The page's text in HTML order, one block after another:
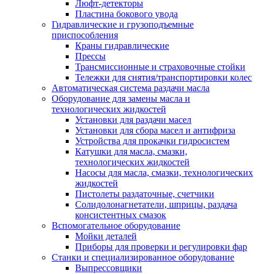
Люфт-детекторы
Пластина бокового увода
Гидравлические и грузоподъемные
приспособления
Краны гидравлические
Прессы
Трансмиссионные и страховочные стойки
Тележки для снятия/транспортировки колес
Автоматическая система раздачи масла
Оборудование для замены масла и
технологических жидкостей
Установки для раздачи масел
Установки для сбора масел и антифриза
Устройства для прокачки гидросистем
Катушки для масла, смазки,
технологических жидкостей
Насосы для масла, смазки, технологических
жидкостей
Пистолеты раздаточные, счетчики
Солидолонагнетатели, шприцы, раздача
консистентных смазок
Вспомогательное оборудование
Мойки деталей
Приборы для проверки и регулировки фар
Станки и специализированное оборудование
Выпрессовщики